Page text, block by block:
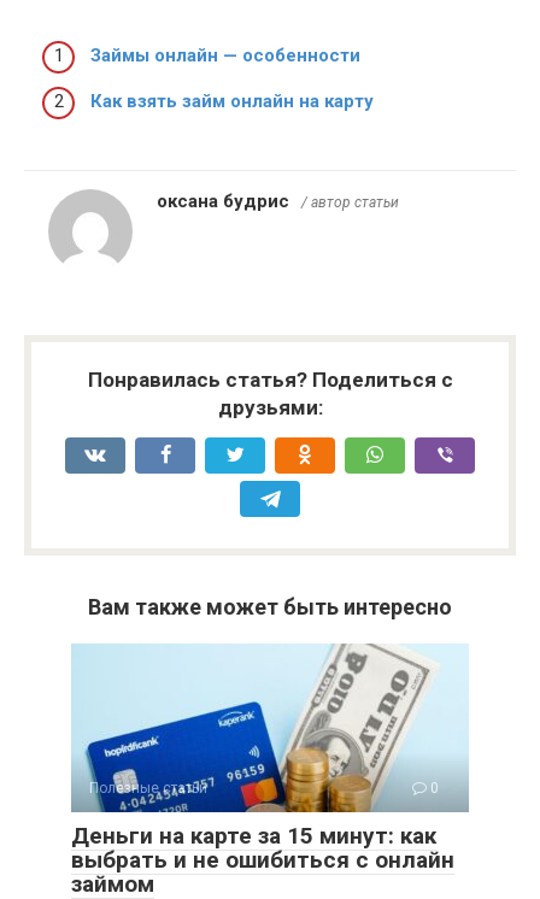
Займы онлайн — особенности
Как взять займ онлайн на карту
оксана будрис / автор статьи
Понравилась статья? Поделиться с
друзьями:
Вам также может быть интересно
Полезные статьи 0
Деньги на карте за 15 минут: как
выбрать и не ошибиться с онлайн
займом